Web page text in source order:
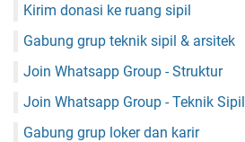
Kirim donasi ke ruang sipil
Gabung grup teknik sipil & arsitek
Join Whatsapp Group - Struktur
Join Whatsapp Group - Teknik Sipil
Gabung grup loker dan karir